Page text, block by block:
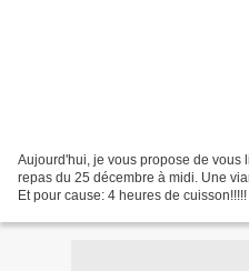
Aujourd'hui, je vous propose de vous
repas du 25 décembre à midi. Une
Et pour cause: 4 heures de